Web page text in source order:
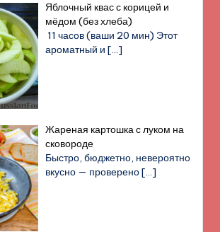
Яблочный квас с корицей и
мёдом (без хлеба)
11 часов (ваши 20 мин) Этот
ароматный и[…]
Жареная картошка с луком на
сковороде
Быстро, бюджетно, невероятно
вкусно — проверено[…]